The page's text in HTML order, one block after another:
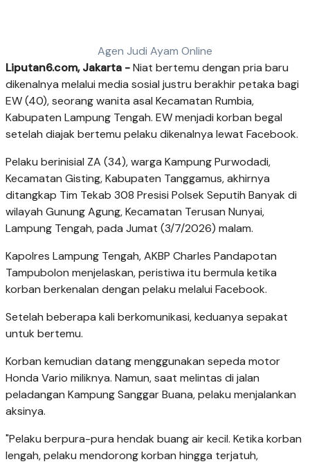
Agen Judi Ayam Online
Liputan6.com, Jakarta -Niat bertemu dengan pria baru
dikenalnya melalui media sosial justru berakhir petaka bagi
EW (40), seorang wanita asal Kecamatan Rumbia,
Kabupaten Lampung Tengah. EW menjadi korban begal
setelah diajak bertemu pelaku dikenalnya lewat Facebook.
Pelaku berinisial ZA (34), warga Kampung Purwodadi,
Kecamatan Gisting, Kabupaten Tanggamus, akhirnya
ditangkap Tim Tekab 308 Presisi Polsek Seputih Banyak di
wilayah Gunung Agung, Kecamatan Terusan Nunyai,
Lampung Tengah, pada Jumat (3/7/2026) malam.
Kapolres Lampung Tengah, AKBP Charles Pandapotan
Tampubolon menjelaskan, peristiwa itu bermula ketika
korban berkenalan dengan pelaku melalui Facebook.
Setelah beberapa kali berkomunikasi, keduanya sepakat
untuk bertemu.
Korban kemudian datang menggunakan sepeda motor
Honda Vario miliknya. Namun, saat melintas di jalan
peladangan Kampung Sanggar Buana, pelaku menjalankan
aksinya.
"Pelaku berpura-pura hendak buang air kecil. Ketika korban
lengah, pelaku mendorong korban hingga terjatuh,